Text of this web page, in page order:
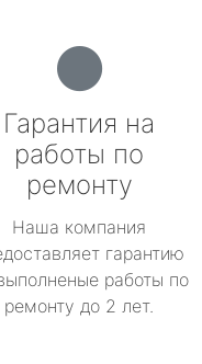
Гарантия на
работы по
ремонту
Наша компания
гарантию
работы по
ремонту до 2 лет.